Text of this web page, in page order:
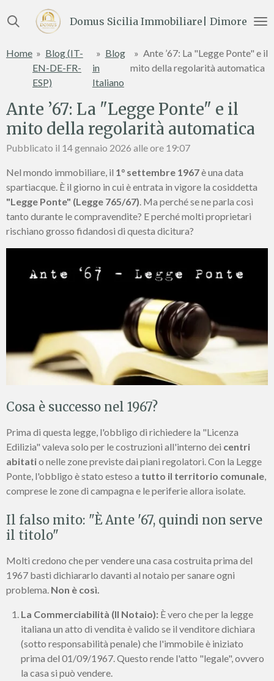
al
principale
Domus Sicilia Immobiliare| Dimore e
Home » Blog (IT-
EN-DE-FR-
ESP)
» Blog
in
Italiano
» Ante ’67: La "Legge Ponte" e il
mito della regolarità automatica
Ante ’67: La "Legge Ponte" e il
mito della regolarità automatica
Pubblicato il 14 gennaio 2026 alle ore 19:07
Nel mondo immobiliare, il 1° settembre 1967è una data
spartiacque. È il giorno in cui è entrata in vigore la cosiddetta
"Legge Ponte" (Legge 765/67) . Ma perché se ne parla così
tanto durante le compravendite? E perché molti proprietari
rischiano grosso fidandosi di questa dicitura?
Cosa è successo nel 1967?
Prima di questa legge, l'obbligo di richiedere la "Licenza
Edilizia" valeva solo per le costruzioni all'interno dei centri
abitatio nelle zone previste dai piani regolatori. Con la Legge
Ponte, l'obbligo è stato esteso a tutto il territorio comunale,
comprese le zone di campagna e le periferie allora isolate.
Il falso mito: "È Ante '67, quindi non serve
il titolo"
Molti credono che per vendere una casa costruita prima del
1967 basti dichiararlo davanti al notaio per sanare ogni
problema. Non è così.
La Commerciabilità (Il Notaio): È vero che per la legge
italiana un atto di vendita è valido se il venditore dichiara
(sotto responsabilità penale) che l'immobile è iniziato
prima del 01/09/1967. Questo rende l'atto "legale", ovvero
la casa si può vendere.